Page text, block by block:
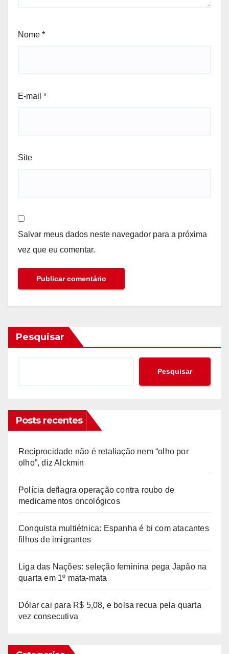
Nome *
E-mail *
Site
Salvar meus dados neste navegador para a próxima
vez que eu comentar.
Pesquisar
Pesquisar
Posts recentes
Reciprocidade não é retaliação nem “olho por
olho”, diz Alckmin
Polícia deflagra operação contra roubo de
medicamentos oncológicos
Conquista multiétnica: Espanha é bi com atacantes
filhos de imigrantes
Liga das Nações: seleção feminina pega Japão na
quarta em 1º mata-mata
Dólar cai para R$ 5,08, e bolsa recua pela quarta
vez consecutiva